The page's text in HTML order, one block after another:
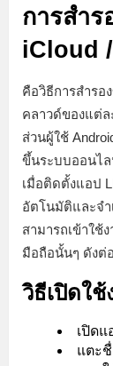
การสำ
iCloud
คือวิธีการสำรอ
คลาวด์ของแต่ล
ส่วนผู้ใช้
ขึ้นระบบออนไ
เมื่อติดตั้งแอป
อัตโนมัติและจำ
สามารถเข้าใช้
มือถือนั้นๆ ดังต่
วิธีเปิดใ
เปิดแ
แตะ